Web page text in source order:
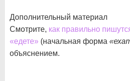
Дополнительный материал
Смотрите, как правильно
«едете» (начальная форма
объяснением.